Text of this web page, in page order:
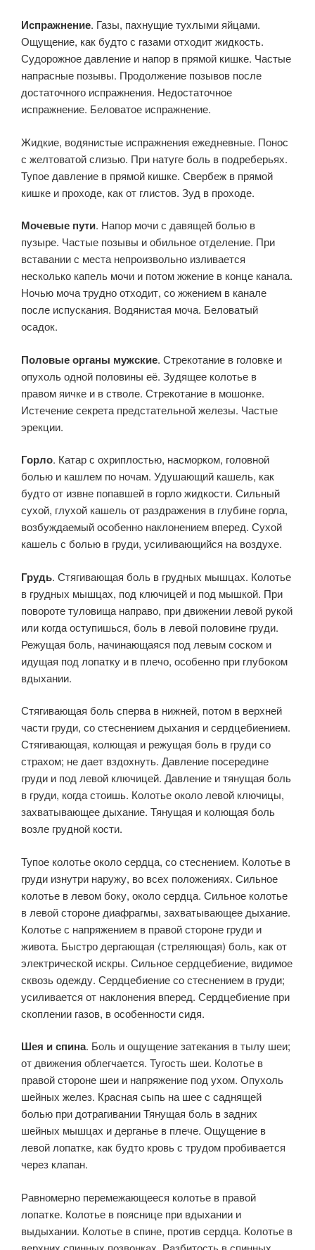
Испражнение. Газы, пахнущие тухлыми яйцами.
Ощущение, как будто с газами отходит жидкость.
Судорожное давление и напор в прямой кишке. Частые
напрасные позывы. Продолжение позывов после
достаточного испражнения. Недостаточное
испражнение. Бе­ловатое испражнение.
Жидкие, водянистые испражнения ежеднев­ные. Понос
с желтоватой слизью. При натуге боль в подреберьях.
Тупое давление в прямой кишке. Свербеж в прямой
кишке и прохо­де, как от глистов. Зуд в проходе.
Мочевые пути. Напор мочи с давящей болью в
пузыре. Частые позывы и обильное отделение. При
вставании с места непроизволь­но изливается
несколько капель мочи и потом жжение в конце кана­ла.
Ночью моча трудно отходит, со жжением в канале
после испускания. Водянистая моча. Беловатый
осадок.
Половые органы мужские. Стрекотание в головке и
опухоль одной половины её. Зудящее колотье в
правом яичке и в стволе. Стрекотание в мошонке.
Истечение секрета предстательной железы. Частые
эрекции.
Горло. Катар с охриплостью, насморком, головной
болью и кашлем по ночам. Удушающий кашель, как
будто от извне попав­шей в горло жидкости. Сильный
сухой, глухой кашель от раздраже­ния в глубине горла,
возбуждаемый особенно наклонением вперед. Сухой
кашель с болью в груди, усиливающийся на воздухе.
Грудь. Стягивающая боль в грудных мышцах. Колотье
в груд­ных мышцах, под ключицей и под мышкой. При
повороте туловища направо, при движении левой рукой
или когда оступишься, боль в левой половине груди.
Режущая боль, начинающаяся под левым соском и
идущая под лопатку и в плечо, особенно при глубо­ком
вдыхании.
Стягивающая боль сперва в нижней, потом в верхней
части груди, со стеснением дыхания и сердцебиением.
Стягиваю­щая, колющая и режущая боль в груди со
страхом; не дает вздох­нуть. Давление посередине
груди и под левой ключицей. Давление и тянущая боль
в груди, когда стоишь. Колотье около левой ключицы,
захватывающее дыхание. Тянущая и колющая боль
возле грудной кости.
Тупое колотье около сердца, со стеснением. Колотье в
груди изнутри наружу, во всех положениях. Сильное
колотье в левом боку, около сердца. Сильное колотье
в левой стороне диафрагмы, захва­тывающее дыхание.
Колотье с напряжением в правой стороне груди и
живота. Быстро дергающая (стреляющая) боль, как от
электриче­ской искры. Сильное сердцебиение, видимое
сквозь одежду. Серд­цебиение со стеснением в груди;
усиливается от наклонения вперед. Сердцебиение при
скоплении газов, в особенности сидя.
Шея и спина. Боль и ощущение затекания в тылу шеи;
от дви­жения облегчается. Тугость шеи. Колотье в
правой стороне шеи и напряжение под ухом. Опухоль
шейных желез. Красная сыпь на шее с саднящей
болью при дотрагивании Тянущая боль в задних
шейных мышцах и дерганье в плече. Ощущение в
левой лопатке, как будто кровь с трудом пробивается
через клапан.
Равномерно перемежаю­щееся колотье в правой
лопатке. Колотье в пояснице при вдыхании и
выдыхании. Колотье в спине, против сердца. Колотье в